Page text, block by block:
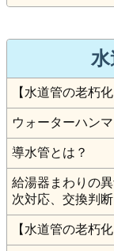
【水道管の老朽
ウォーターハン
導水管とは？
給湯器まわりの
次対応、交換判
【水道管の老朽